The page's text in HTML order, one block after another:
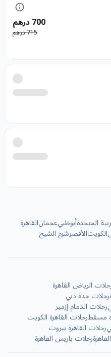
700 درهم
715 درهم
المتحدةأبوظبيعجمانالقاهرة
الكويتالأقصرشرم الشيخ
الرياض القاهرة
رحلات جدة دبي
رحلات الدمام إزمير
مسقطرحلات القاهرة الكويت
رحلات القاهرة بيروت
رحلات باريس القاهرة